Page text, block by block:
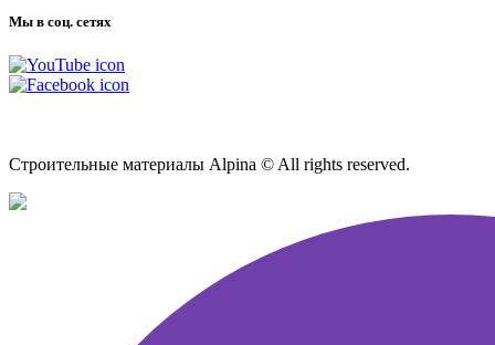
Мы в соц. сетях
Строительные материалы Alpina © All rights reserved.